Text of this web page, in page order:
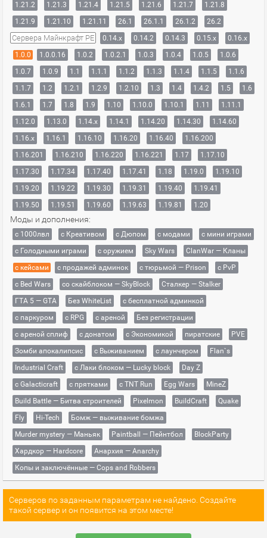
1.21.2
1.21.3 1.21.4 1.21.5 1.21.6 1.21.7
1.21.8
1.21.9
1.21.10 1.21.11 26.1 26.1.1 26.1.2 26.2
Сервера Майнкрафт PE 0.14.x 0.14.2 0.14.3 0.15.x
0.16.x
1.0.0
1.0.0.16 1.0.2 1.0.2.1 1.0.3 1.0.4 1.0.5
1.0.6
1.0.7
1.0.9 1.1 1.1.1 1.1.2 1.1.3 1.1.4 1.1.5
1.1.6
1.1.7
1.2 1.2.1 1.2.9 1.2.10 1.3 1.4 1.4.2 1.5
1.6
1.6.1
1.7 1.8 1.9 1.10 1.10.0 1.10.1 1.11
1.11.1
1.12.0
1.13.0 1.14.x 1.14.1 1.14.20 1.14.30
1.14.60
1.16.x
1.16.1 1.16.10 1.16.20 1.16.40
1.16.200
1.16.201
1.16.210 1.16.220 1.16.221 1.17
1.17.10
1.17.30
1.17.34 1.17.40 1.17.41 1.18 1.19.0
1.19.10
1.19.20
1.19.22 1.19.30 1.19.31 1.19.40
1.19.41
1.19.50
1.19.51 1.19.60 1.19.63 1.19.81 1.20
Моды и дополнения:
с 1000лвл c Креативом с Дюпом с модами
с мини играми
с Голодными играми
с оружием Sky Wars
ClanWar — Кланы
с кейсами
с продажей админок с тюрьмой — Prison
с PvP
с Bed Wars
со скайблоком — SkyBlock
Сталкер — Stalker
ГТА 5 — GTA
Без WhiteList
с бесплатной админкой
с паркуром
с RPG с ареной
Без регистрации
с ареной сплиф
с донатом с Экономикой пиратские
PVE
Зомби апокалипсис
с Выживанием с лаунчером
Flan`s
Industrial Craft
с Лаки блоком — Lucky block
Day Z
с Galacticraft
с прятками с TNT Run Egg Wars
MineZ
Build Battle — Битва строителей
Pixelmon BuildCraft
Quake
Fly
Hi-Tech
Бомж — выживание бомжа
Murder mystery — Маньяк
Paintball — Пейнтбол
BlockParty
Хардкор — Hardcore
Анархия — Anarchy
Копы и заключённые — Cops and Robbers
Серверов по заданным параметрам не найдено. Создайте
такой сервер и он появится на этом месте!